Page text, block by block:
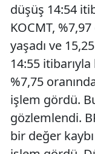
düşüş 14:54
KOCMT,
yaşadı ve
14:55
%7,75
işlem gördü.
gözlemlendi.
bir değer